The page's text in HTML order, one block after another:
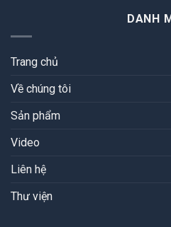
DANH
Trang chủ
Về chúng tôi
Sản phẩm
Video
Liên hệ
Thư viện